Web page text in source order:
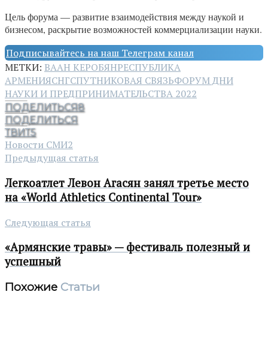
Цель форума — развитие взаимодействия между наукой и
бизнесом, раскрытие возможностей коммерциализации науки.
Подписывайтесь на наш Телеграм канал
МЕТКИ: ВААН КЕРОБЯНРЕСПУБЛИКА
АРМЕНИЯСНГСПУТНИКОВАЯ СВЯЗЬФОРУМ ДНИ
НАУКИ И ПРЕДПРИНИМАТЕЛЬСТВА 2022
ПОДЕЛИТЬСЯ8
ПОДЕЛИТЬСЯ
ТВИТ5
Новости СМИ2
Предыдущая статья
Легкоатлет Левон Агасян занял третье место
на «World Athletics Continental Tour»
Следующая статья
«Армянские травы» — фестиваль полезный и
успешный
Похожие Статьи